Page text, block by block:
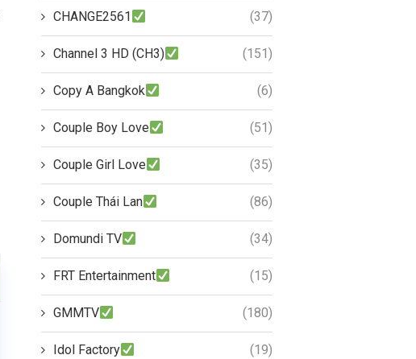
CHANGE2561 (37)
Channel 3 HD (CH3) (151)
Copy A Bangkok (6)
Couple Boy Love (51)
Couple Girl Love (35)
Couple Thái Lan (86)
Domundi TV (34)
FRT Entertainment (15)
GMMTV (180)
Idol Factory (19)